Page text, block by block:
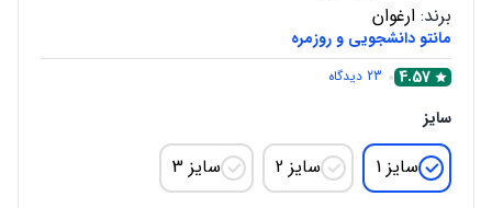
برند: ارغوان
مانتو دانشجویی و روزمره
4.57
23 دیدگاه
سایز
سایز 1 سایز 2 سایز 3